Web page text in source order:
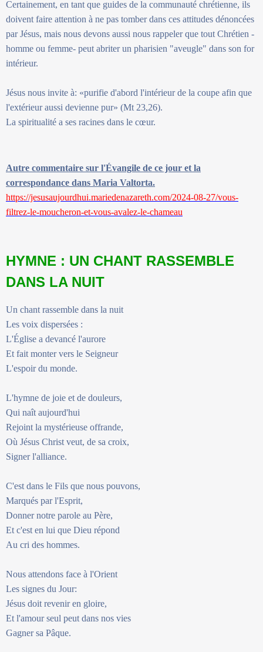
Certainement, en tant que guides de la communauté chrétienne, ils
doivent faire attention à ne pas tomber dans ces attitudes dénoncées
par Jésus, mais nous devons aussi nous rappeler que tout Chrétien -
homme ou femme- peut abriter un pharisien "aveugle" dans son for
intérieur.
Jésus nous invite à: «purifie d'abord l'intérieur de la coupe afin que
l'extérieur aussi devienne pur» (Mt 23,26).
La spiritualité a ses racines dans le cœur.
Autre commentaire sur l'Évangile de ce jour et la
correspondance dans Maria Valtorta.
https://jesusaujourdhui.mariedenazareth.com/2024-08-27/vous-
filtrez-le-moucheron-et-vous-avalez-le-chameau
HYMNE : UN CHANT RASSEMBLE
DANS LA NUIT
Un chant rassemble dans la nuit
Les voix dispersées :
L'Église a devancé l'aurore
Et fait monter vers le Seigneur
L'espoir du monde.
L'hymne de joie et de douleurs,
Qui naît aujourd'hui
Rejoint la mystérieuse offrande,
Où Jésus Christ veut, de sa croix,
Signer l'alliance.
C'est dans le Fils que nous pouvons,
Marqués par l'Esprit,
Donner notre parole au Père,
Et c'est en lui que Dieu répond
Au cri des hommes.
Nous attendons face à l'Orient
Les signes du Jour:
Jésus doit revenir en gloire,
Et l'amour seul peut dans nos vies
Gagner sa Pâque.